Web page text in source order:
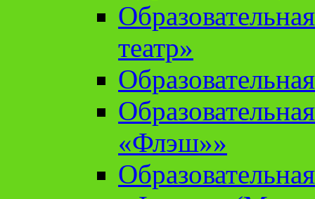
театр»
«Флэш»»